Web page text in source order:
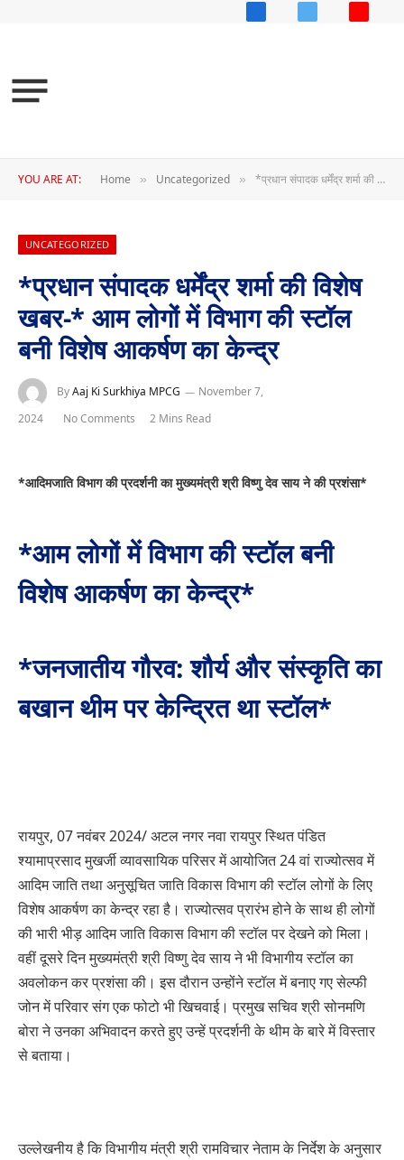
FacebookX
YOU ARE AT: Home » Uncategorized » *प्रधान संपादक धर्मेंद्र शर्मा की विशेष खबर-* आम लोगों में विभाग की स्टॉल बनी विशेष आकर्षण का केन्द्र
UNCATEGORIZED
*प्रधान संपादक धर्मेंद्र शर्मा की विशेष
खबर-* आम लोगों में विभाग की स्टॉल
बनी विशेष आकर्षण का केन्द्र
ByAaj Ki Surkhiya MPCG
November 7,
2024
No Comments 2 Mins Read
*आदिमजाति विभाग की प्रदर्शनी का मुख्यमंत्री श्री विष्णु देव साय ने की प्रशंसा*
*आम लोगों में विभाग की स्टॉल बनी
विशेष आकर्षण का केन्द्र*
*जनजातीय गौरव: शौर्य और संस्कृति का
बखान थीम पर केन्द्रित था स्टॉल*
रायपुर, 07 नवंबर 2024/ अटल नगर नवा रायपुर स्थित पंडित
श्यामाप्रसाद मुखर्जी व्यावसायिक परिसर में आयोजित 24 वां राज्योत्सव में
आदिम जाति तथा अनुसूचित जाति विकास विभाग की स्टॉल लोगों के लिए
विशेष आकर्षण का केन्द्र रहा है। राज्योत्सव प्रारंभ होने के साथ ही लोगों
की भारी भीड़ आदिम जाति विकास विभाग की स्टॉल पर देखने को मिला।
वहीं दूसरे दिन मुख्यमंत्री श्री विष्णु देव साय ने भी विभागीय स्टॉल का
अवलोकन कर प्रशंसा की। इस दौरान उन्होंने स्टॉल में बनाए गए सेल्फी
जोन में परिवार संग एक फोटो भी खिचवाई। प्रमुख सचिव श्री सोनमणि
बोरा ने उनका अभिवादन करते हुए उन्हें प्रदर्शनी के थीम के बारे में विस्तार
से बताया।
उल्लेखनीय है कि विभागीय मंत्री श्री रामविचार नेताम के निर्देश के अनुसार